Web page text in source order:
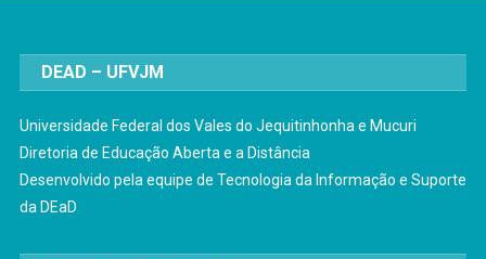
DEAD – UFVJM
Universidade Federal dos Vales do Jequitinhonha e Mucuri
Diretoria de Educação Aberta e a Distância
Desenvolvido pela equipe de Tecnologia da Informação e Suporte
da DEaD